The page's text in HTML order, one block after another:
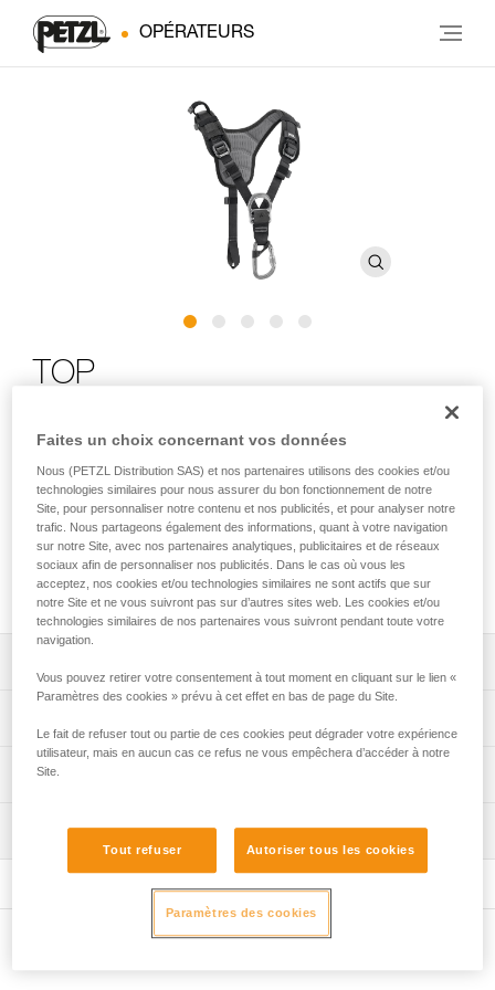
OPÉRATEURS
TOP
Torse pour harnais cuissard
Le torse TOP permet de transformer les harnais cuissards
AVAO SIT, AVAO SIT FAST, FALCON et FALCON MOUNTAIN
en harnais d'antichute. Les bretelles en mousse sont
écartées du tour de cou pour limiter les frottements. Le torse
TOP permet, en cas de charge sur la ceinture, de reprendre
cette charge et de la répartir sur les épaules.
FAST, FALCON et FALCON MOUNTAIN en harnais
d’antichute.
frottements,
- leurs sangles fines et coulissantes permettent plus de
liberté et d'aisance dans les mouvements,
- toute la zone de contact est en mousse préformée,
doublée de tissu respirant et permet à l'utilisateur
d'évoluer et de travailler confortablement.
Matière(s): polyamide, polyester, aluminium, acier
Spécifications référence(s)
Informations techniques
Télécharger le pdf CE_UE-Declaration-TOP_C081AB0X
Télécharger le pdf Maintenance tips
Inspection
Procédure de vérification EPI
Télécharger le pdf verif-EPI-harnais-PRO-procedure-FR
Fiche de suivi EPI
Faites un choix concernant vos données
Nous (PETZL Distribution SAS) et nos partenaires utilisons des cookies et/ou
technologies similaires pour nous assurer du bon fonctionnement de notre
Site, pour personnaliser notre contenu et nos publicités, et pour analyser notre
trafic. Nous partageons également des informations, quant à votre navigation
sur notre Site, avec nos partenaires analytiques, publicitaires et de réseaux
sociaux afin de personnaliser nos publicités. Dans le cas où vous les
acceptez, nos cookies et/ou technologies similaires ne sont actifs que sur
notre Site et ne vous suivront pas sur d’autres sites web. Les cookies et/ou
technologies similaires de nos partenaires vous suivront pendant toute votre
navigation.
Vous pouvez retirer votre consentement à tout moment en cliquant sur le lien «
Paramètres des cookies » prévu à cet effet en bas de page du Site.
Le fait de refuser tout ou partie de ces cookies peut dégrader votre expérience
utilisateur, mais en aucun cas ce refus ne vous empêchera d’accéder à notre
Site.
Tout refuser Autoriser tous les cookies
Paramètres des cookies